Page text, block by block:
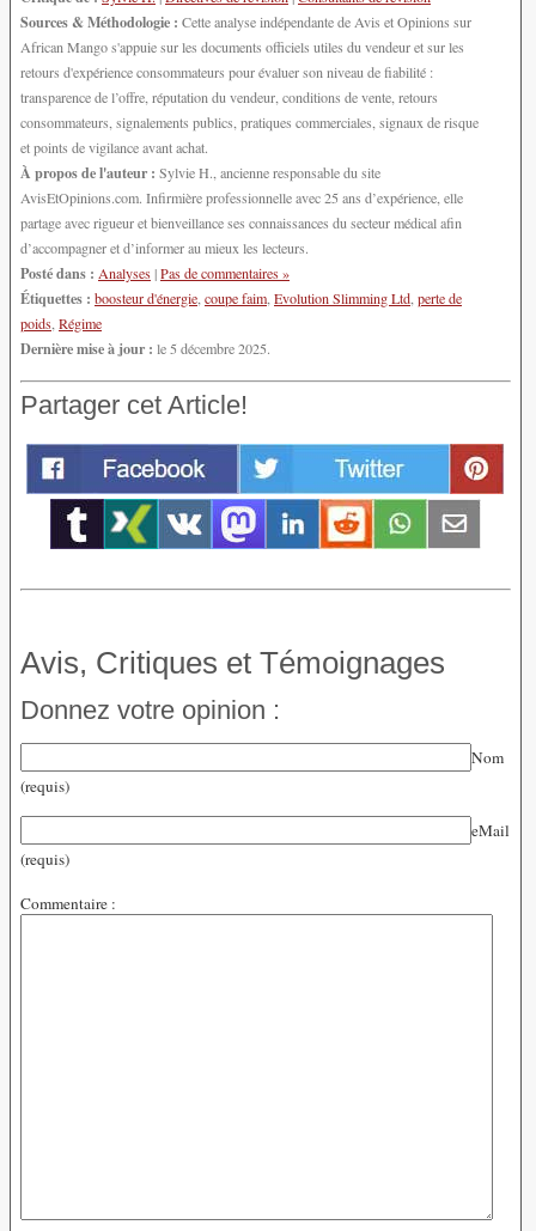
Sources & Méthodologie : Cette analyse indépendante de Avis et Opinions sur
African Mango s'appuie sur les documents officiels utiles du vendeur et sur les
retours d'expérience consommateurs pour évaluer son niveau de fiabilité :
transparence de l’offre, réputation du vendeur, conditions de vente, retours
consommateurs, signalements publics, pratiques commerciales, signaux de risque
et points de vigilance avant achat.
À propos de l'auteur : Sylvie H., ancienne responsable du site
AvisEtOpinions.com. Infirmière professionnelle avec 25 ans d’expérience, elle
partage avec rigueur et bienveillance ses connaissances du secteur médical afin
d’accompagner et d’informer au mieux les lecteurs.
Posté dans : Analyses|Pas de commentaires »
Étiquettes : boosteur d'énergie coupe faim Evolution Slimming Ltd perte de
poids Régime
Dernière mise à jour : le 5 décembre 2025.
Partager cet Article!
Avis, Critiques et Témoignages
Donnez votre opinion :
Nom
(requis)
eMail
(requis)
Commentaire :